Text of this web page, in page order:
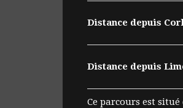
Distance depuis
Distance depuis
Ce parcours est